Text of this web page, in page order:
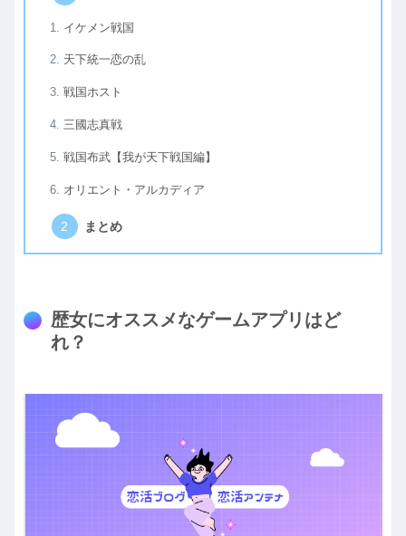
イケメン戦国
天下統一恋の乱
戦国ホスト
三國志真戦
戦国布武【我が天下戦国編】
オリエント・アルカディア
まとめ
歴女にオススメなゲームアプリはど
れ？